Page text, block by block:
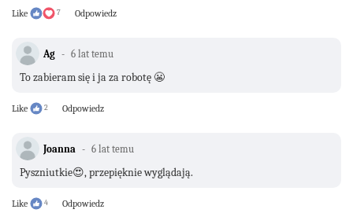
Like 7 Odpowiedz
Ag 6 lat temu
To zabieram się i ja za robotę 😬
Like 2 Odpowiedz
Joanna 6 lat temu
Pyszniutkie😍, przepięknie wyglądają.
Like 4 Odpowiedz